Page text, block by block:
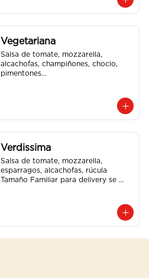
Vegetariana
Salsa de tomate, mozzarella,
alcachofas, champiñones, choclo,
pimentones
Verdissima
Salsa de tomate, mozzarella,
esparragos, alcachofas, rúcula
Tamaño Familiar para delivery se